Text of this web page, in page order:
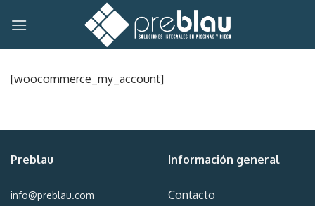
[woocommerce_my_account]
Preblau
info@preblau.com
Información general
Contacto